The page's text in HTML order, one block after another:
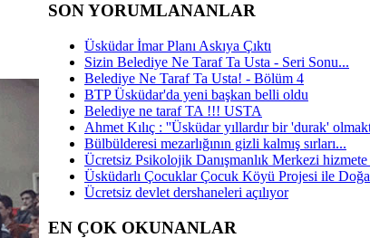
SON YORUMLANANLAR
Üsküdar İmar Planı Askıya Çıktı
Sizin Belediye Ne Taraf Ta Usta - Seri Sonu...
Belediye Ne Taraf Ta Usta! - Bölüm 4
BTP Üsküdar'da yeni başkan belli oldu
Belediye ne taraf TA !!! USTA
Ahmet Kılıç : ''Üsküdar yıllardır bir 'durak'
Bülbülderesi mezarlığının gizli kalmış sırları...
Ücretsiz Psikolojik Danışmanlık Merkezi
Üsküdarlı Çocuklar Çocuk Köyü Projesi ile
Ücretsiz devlet dershaneleri açılıyor
EN ÇOK OKUNANLAR